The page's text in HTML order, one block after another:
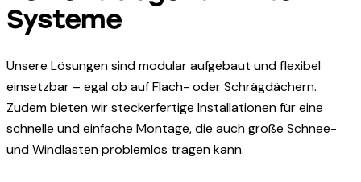
Systeme
Unsere Lösungen sind modular aufgebaut und flexibel
einsetzbar – egal ob auf Flach- oder Schrägdächern.
Zudem bieten wir steckerfertige Installationen für eine
schnelle und einfache Montage, die auch große Schnee-
und Windlasten problemlos tragen kann.